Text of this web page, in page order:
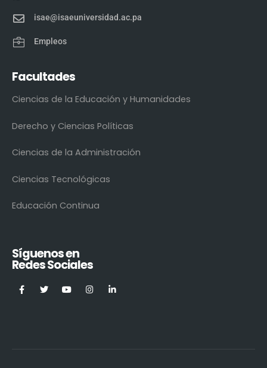
isae@isaeuniversidad.ac.pa
Empleos
Facultades
Ciencias de la Educación y Humanidades
Derecho y Ciencias Políticas
Ciencias de la Administración
Ciencias Tecnológicas
Educación Continua
Síguenos en
Redes Sociales